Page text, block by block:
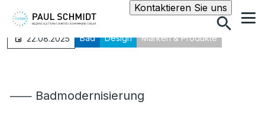
Kontaktieren Sie unsSuche
22.08.2025 Bad Design Marken & Produkte
⸺ Badmodernisierung